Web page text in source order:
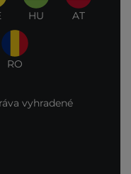
HU AT
RO
vyhradené